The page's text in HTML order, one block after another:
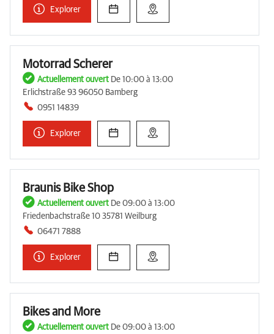
Explorer
Motorrad Scherer
Actuellement ouvert De 10:00 à 13:00
Erlichstraße 93 96050 Bamberg
0951 14839
Explorer
Braunis Bike Shop
Actuellement ouvert De 09:00 à 13:00
Friedenbachstraße 10 35781 Weilburg
06471 7888
Explorer
Bikes and More
Actuellement ouvert De 09:00 à 13:00